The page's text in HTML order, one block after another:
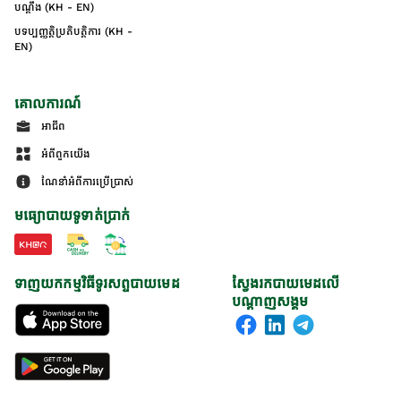
បណ្ដឹង (KH - EN)
បទប្បញ្ញត្តិប្រតិបត្តិការ (KH -
EN)
គោលការណ៍
អាជីព
អំពីពួកយើង
ណែនាំអំពីការប្រើប្រាស់
មធ្យោបាយទូទាត់ប្រាក់
ស្វែងរកបាយមេដលើ
បណ្តាញសង្គម
ទាញយកកម្មវិធីទូរសព្ទបាយមេដ